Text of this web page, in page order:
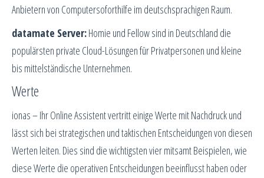
Anbietern von Computersoforthilfe im deutschsprachigen Raum.
datamate Server:Homie und Fellow sind in Deutschland die
populärsten private Cloud-Lösungen für Privatpersonen und kleine
bis mittelständische Unternehmen.
Werte
ionas – Ihr Online Assistent vertritt einige Werte mit Nachdruck und
lässt sich bei strategischen und taktischen Entscheidungen von diesen
Werten leiten. Dies sind die wichtigsten vier mitsamt Beispielen, wie
diese Werte die operativen Entscheidungen beeinflusst haben oder